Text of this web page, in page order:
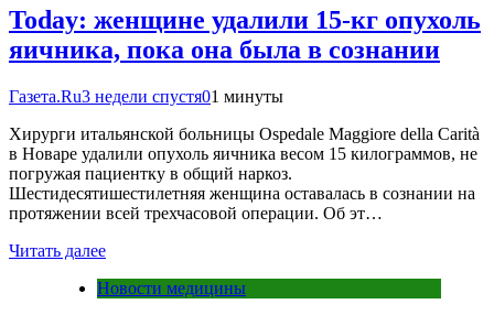
Today: женщине удалили 15-кг опухоль
яичника, пока она была в сознании
Газета.Ru3 недели спустя01 минуты
Хирурги итальянской больницы Ospedale Maggiore della Carità
в Новаре удалили опухоль яичника весом 15 килограммов, не
погружая пациентку в общий наркоз.
Шестидесятишестилетняя женщина оставалась в сознании на
протяжении всей трехчасовой операции. Об эт…
Читать далее
Новости медицины